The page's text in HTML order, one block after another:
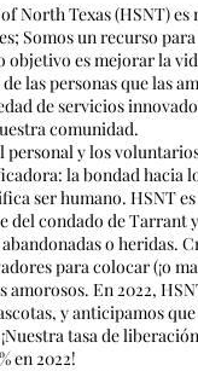
North Texas (HSNT) es
Somos un recurso
es mejorar la
las personas que las
de servicios
comunidad.
personal y los
la bondad hacia
ser humano. HSNT
del condado de Tarrant
o heridas.
para colocar (¡o
amorosos. En 2022,
y anticipamos
tasa de
en 2022!